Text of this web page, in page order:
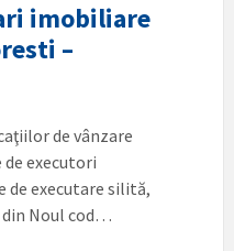
imobiliare
–
de vânzare
executori
de executare silită,
Noul cod…